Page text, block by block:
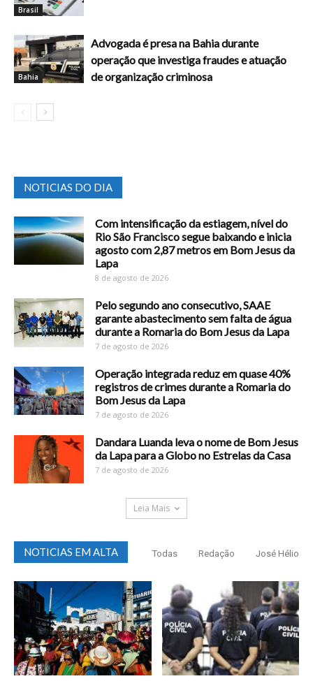
Brasil
Bahia
Advogada é presa na Bahia durante
operação que investiga fraudes e atuação
de organização criminosa
NOTICIAS DO DIA
Com intensificação da estiagem, nível do
Rio São Francisco segue baixando e inicia
agosto com 2,87 metros em Bom Jesus da
Lapa
8 de agosto de 2026
Pelo segundo ano consecutivo, SAAE
garante abastecimento sem falta de água
durante a Romaria do Bom Jesus da Lapa
7 de agosto de 2026
Operação integrada reduz em quase 40%
registros de crimes durante a Romaria do
Bom Jesus da Lapa
7 de agosto de 2026
Dandara Luanda leva o nome de Bom Jesus
da Lapa para a Globo no Estrelas da Casa
7 de agosto de 2026
Leia Mais
NOTICIAS EM ALTA Todas Redação José Hélio